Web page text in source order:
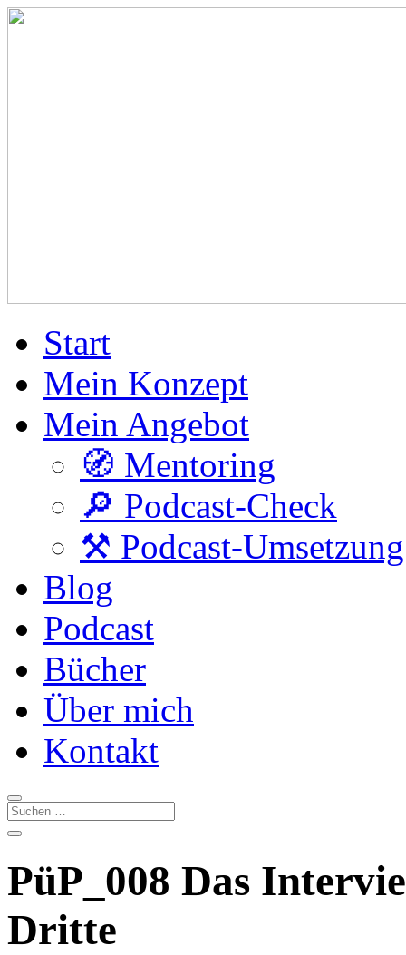
Start
Mein Konzept
Mein Angebot
🧭 Mentoring
🔎 Podcast-Check
⚒️ Podcast-Umsetzung
Blog
Podcast
Bücher
Über mich
Kontakt
PüP_008 Das
Dritte